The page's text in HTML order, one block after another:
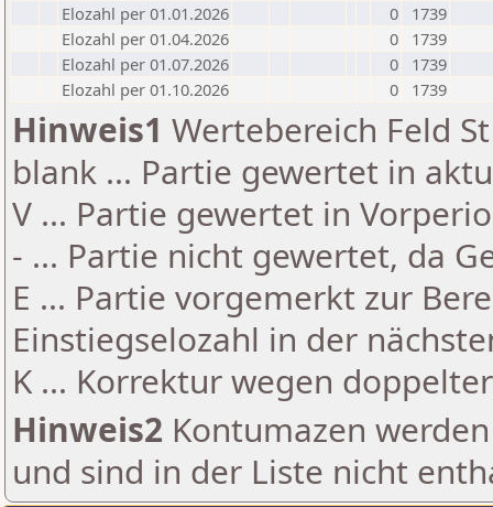
Elozahl per 01.01.2026
0
1739
Elozahl per 01.04.2026
0
1739
Elozahl per 01.07.2026
0
1739
Elozahl per 01.10.2026
0 1739
Hinweis1 Wertebereich Feld
blank ... Partie gewertet in
V ... Partie gewertet in
- ... Partie nicht gewertet, da
E ... Partie vorgemerkt zur
Einstiegselozahl in der
K ... Korrektur wegen
Hinweis2 Kontumazen
und sind in der Liste nicht